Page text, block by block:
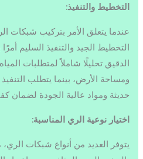
التخطيط والتنفيذ:
عندما يتعلق الأمر بتركيب شبكات
التخطيط الجيد والتنفيذ السليم
الدقيق تحليلًا شاملاً لمتطلبات
ومساحة الأرض، بينما يتطلب
حديثة ومواد عالية الجودة لضمان
اختيار نوعية الري المناسبة:
يتوفر العديد من أنواع شبكات